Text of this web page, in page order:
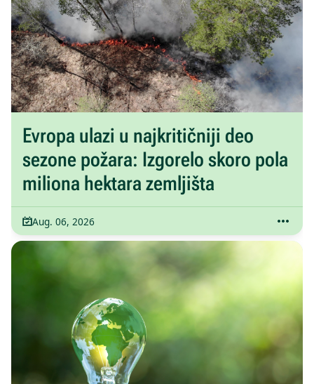
Evropa ulazi u najkritičniji deo
sezone požara: Izgorelo skoro pola
miliona hektara zemljišta
Aug. 06, 2026